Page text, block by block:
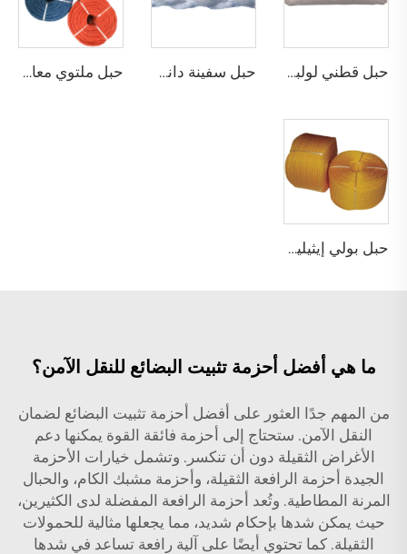
حبل قطني لولبي حبل سفينة دانلاين من البولي بروبيلين بـ 8 خيوط حبل ملتوي معاد تدويره من البولي إيثيلين
حبل بولي إيثيلين مجدول
ما هي أفضل أحزمة تثبيت البضائع للنقل الآمن؟
من المهم جدًا العثور على أفضل أحزمة تثبيت البضائع لضمان
النقل الآمن. ستحتاج إلى أحزمة فائقة القوة يمكنها دعم
الأغراض الثقيلة دون أن تنكسر. وتشمل خيارات الأحزمة
الجيدة أحزمة الرافعة الثقيلة، وأحزمة مشبك الكام، والحبال
المرنة المطاطية. وتُعد أحزمة الرافعة المفضلة لدى الكثيرين،
حيث يمكن شدها بإحكام شديد، مما يجعلها مثالية للحمولات
الثقيلة. كما تحتوي أيضًا على آلية رافعة تساعد في شدها